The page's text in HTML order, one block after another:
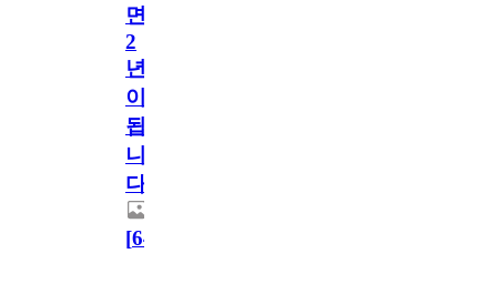
면
2
년
이
됩
니
다.
[64